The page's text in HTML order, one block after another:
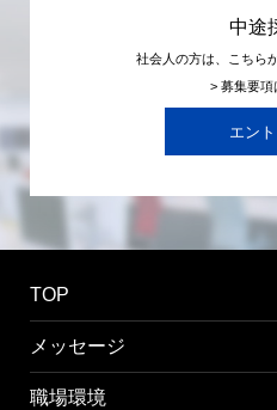
中途
社会人の方は、こちら
> 募集要項
エン
TOP
メッセージ
職場環境